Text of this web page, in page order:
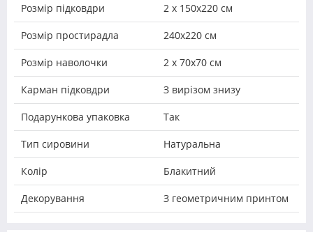
Розмір підковдри 2 х 150х220 см
Розмір простирадла 240х220 см
Розмір наволочки 2 х 70х70 см
Карман підковдри З вирізом знизу
Подарункова упаковка Так
Тип сировини Натуральна
Колір Блакитний
Декорування З геометричним принтом